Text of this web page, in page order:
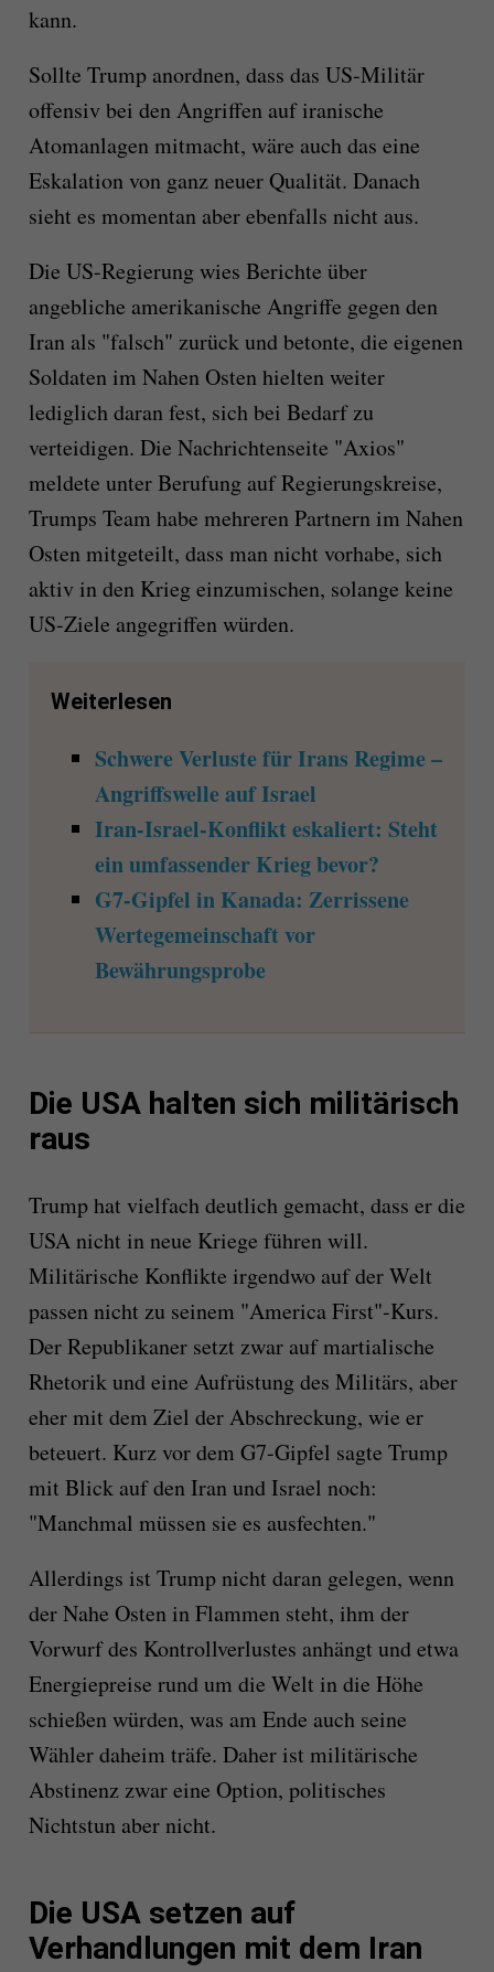
kann.
Sollte Trump anordnen, dass das US-Militär
offensiv bei den Angriffen auf iranische
Atomanlagen mitmacht, wäre auch das eine
Eskalation von ganz neuer Qualität. Danach
sieht es momentan aber ebenfalls nicht aus.
Die US-Regierung wies Berichte über
angebliche amerikanische Angriffe gegen den
Iran als "falsch" zurück und betonte, die eigenen
Soldaten im Nahen Osten hielten weiter
lediglich daran fest, sich bei Bedarf zu
verteidigen. Die Nachrichtenseite "Axios"
meldete unter Berufung auf Regierungskreise,
Trumps Team habe mehreren Partnern im Nahen
Osten mitgeteilt, dass man nicht vorhabe, sich
aktiv in den Krieg einzumischen, solange keine
US-Ziele angegriffen würden.
Weiterlesen
Schwere Verluste für Irans Regime –
Angriffswelle auf Israel
Iran-Israel-Konflikt eskaliert: Steht
ein umfassender Krieg bevor?
G7-Gipfel in Kanada: Zerrissene
Wertegemeinschaft vor
Bewährungsprobe
Die USA halten sich militärisch
raus
Trump hat vielfach deutlich gemacht, dass er die
USA nicht in neue Kriege führen will.
Militärische Konflikte irgendwo auf der Welt
passen nicht zu seinem "America First"-Kurs.
Der Republikaner setzt zwar auf martialische
Rhetorik und eine Aufrüstung des Militärs, aber
eher mit dem Ziel der Abschreckung, wie er
beteuert. Kurz vor dem G7-Gipfel sagte Trump
mit Blick auf den Iran und Israel noch:
"Manchmal müssen sie es ausfechten."
Allerdings ist Trump nicht daran gelegen, wenn
der Nahe Osten in Flammen steht, ihm der
Vorwurf des Kontrollverlustes anhängt und etwa
Energiepreise rund um die Welt in die Höhe
schießen würden, was am Ende auch seine
Wähler daheim träfe. Daher ist militärische
Abstinenz zwar eine Option, politisches
Nichtstun aber nicht.
Die USA setzen auf
Verhandlungen mit dem Iran